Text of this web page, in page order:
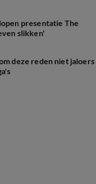
presentatie The
slikken'
deze reden niet jaloers